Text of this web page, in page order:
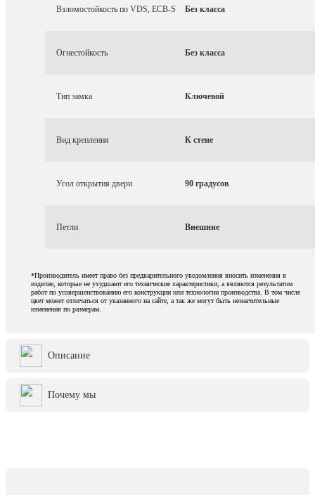
Взломостойкость по VDS, ECB-S Без класса
Огнестойкость Без класса
Тип замка Ключевой
Вид крепления К стене
Угол открытия двери 90 градусов
Петли Внешние
*Производитель имеет право без предварительного уведомления вносить изменения в
изделие, которые не ухудшают его технические характеристики, а являются результатом
работ по усовершенствованию его конструкции или технологии производства. В том числе
цвет может отличаться от указанного на сайте, а так же могут быть незначительные
изменения по размерам.
Описание
Почему мы